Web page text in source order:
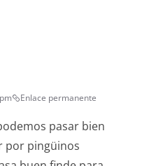
Enlace permanente
pasar bien
por pingüinos